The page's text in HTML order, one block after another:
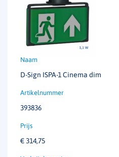
D-Sign ISPA-1 Cinema dim
393836
€ 314,75